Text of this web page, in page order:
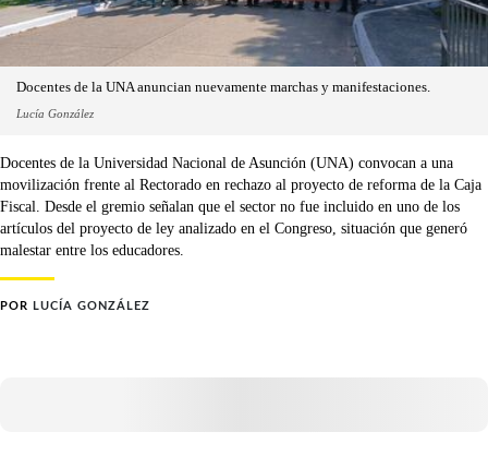
Docentes de la UNA anuncian nuevamente marchas y manifestaciones.
Lucía González
Docentes de la Universidad Nacional de Asunción (UNA) convocan a una
movilización frente al Rectorado en rechazo al proyecto de reforma de la Caja
Fiscal. Desde el gremio señalan que el sector no fue incluido en uno de los
artículos del proyecto de ley analizado en el Congreso, situación que generó
malestar entre los educadores.
POR LUCÍA GONZÁLEZ